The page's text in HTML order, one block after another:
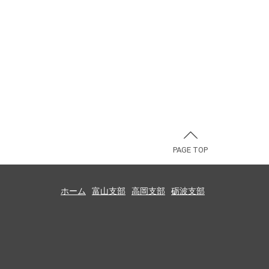
PAGE TOP
ホーム 富山支部 高岡支部 砺波支部